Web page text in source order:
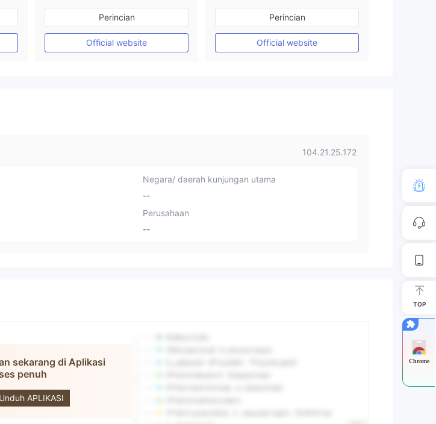
Lebih dari 20 tahun
Diatur di Australia
Market Maker (MM)
Lisensi Penuh MT4
Perincian
Official website
Diatur di Australia
Market Maker (MM)
Penelitian mandiri
Perincian
Official website
104.21.25.172
Negara/ daerah kunjungan utama
--
Perusahaan
--
sekarang di Aplikasi
penuh
Unduh APLIKASI
Valastrade
TOP
Chrome